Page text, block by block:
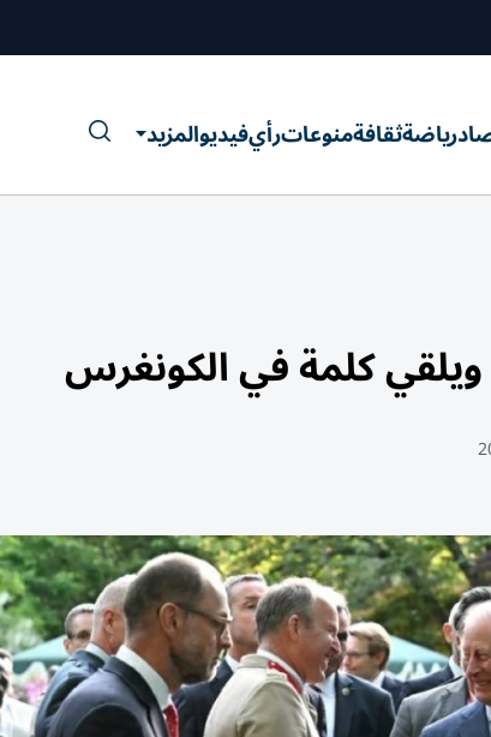
رياضةثقافةمنوعاترأيفيديوالمزيد
كلمة في الكونغرس